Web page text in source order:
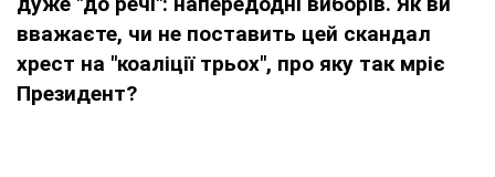
вважаєте, чи не поставить цей скандал
хрест на "коаліції трьох", про яку так мріє
Президент?